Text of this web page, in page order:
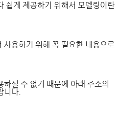
쉽게 제공하기 위해서 모델링이란
사용하기 위해 꼭 필요한 내용으로
실 수 없기 때문에 아래 주소의
니다.